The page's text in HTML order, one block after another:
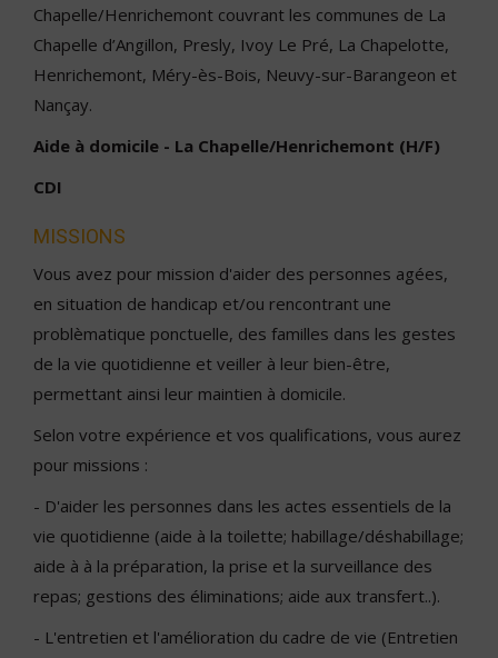
Chapelle/Henrichemont couvrant les communes de La
Chapelle d’Angillon, Presly, Ivoy Le Pré, La Chapelotte,
Henrichemont, Méry-ès-Bois, Neuvy-sur-Barangeon et
Nançay.
Aide à domicile - La Chapelle/Henrichemont (H/F)
CDI
MISSIONS
Vous avez pour mission d'aider des personnes agées,
en situation de handicap et/ou rencontrant une
problèmatique ponctuelle, des familles dans les gestes
de la vie quotidienne et veiller à leur bien-être,
permettant ainsi leur maintien à domicile.
Selon votre expérience et vos qualifications, vous aurez
pour missions :
- D'aider les personnes dans les actes essentiels de la
vie quotidienne (aide à la toilette; habillage/déshabillage;
aide à à la préparation, la prise et la surveillance des
repas; gestions des éliminations; aide aux transfert..).
- L'entretien et l'amélioration du cadre de vie (Entretien